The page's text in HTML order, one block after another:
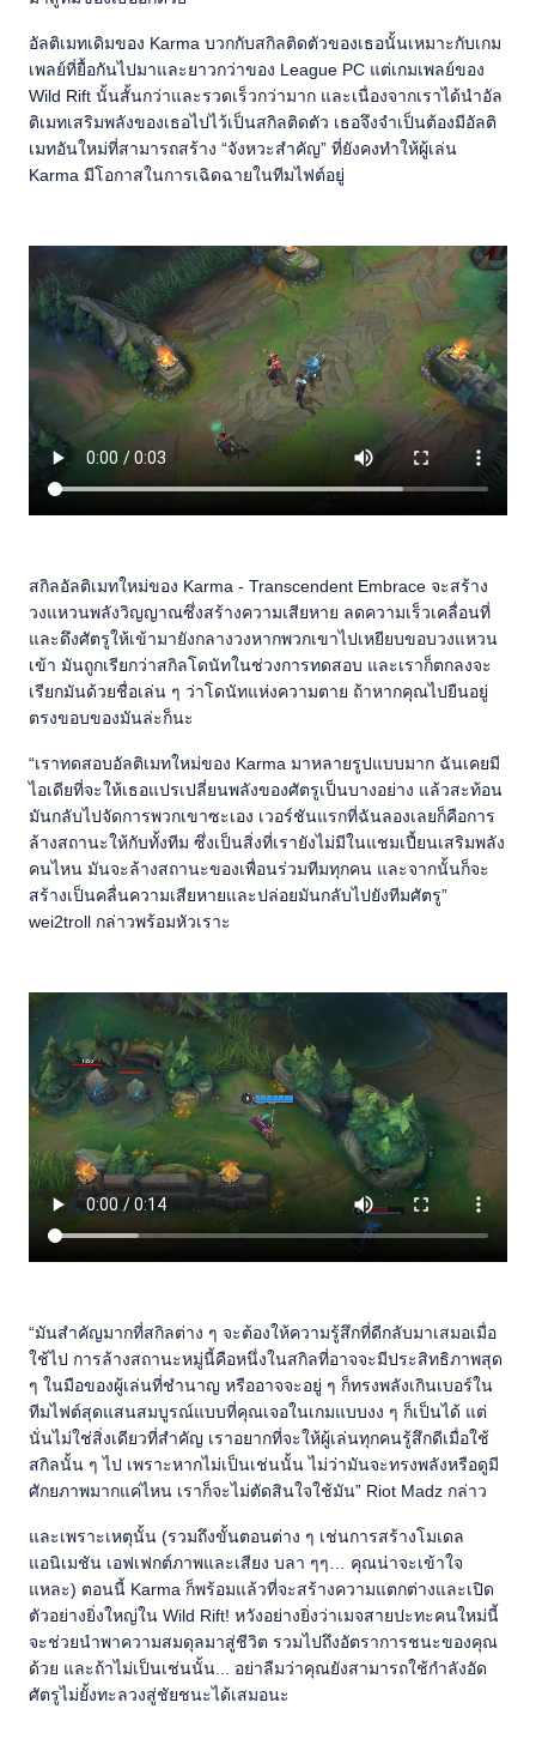
อัลติเมทเดิมของ Karma บวกกับสกิลติดตัวของเธอนั้นเหมาะกับเกม
เพลย์ที่ยื้อกันไปมาและยาวกว่าของ League PC แต่เกมเพลย์ของ
Wild Rift นั้นสั้นกว่าและรวดเร็วกว่ามาก และเนื่องจากเราได้นำอัล
ติเมทเสริมพลังของเธอไปไว้เป็นสกิลติดตัว เธอจึงจำเป็นต้องมีอัลติ
เมทอันใหม่ที่สามารถสร้าง “จังหวะสำคัญ” ที่ยังคงทำให้ผู้เล่น
Karma มีโอกาสในการเฉิดฉายในทีมไฟต์อยู่
สกิลอัลติเมทใหม่ของ Karma - Transcendent Embrace จะสร้าง
วงแหวนพลังวิญญาณซึ่งสร้างความเสียหาย ลดความเร็วเคลื่อนที่
และดึงศัตรูให้เข้ามายังกลางวงหากพวกเขาไปเหยียบขอบวงแหวน
เข้า มันถูกเรียกว่าสกิลโดนัทในช่วงการทดสอบ และเราก็ตกลงจะ
เรียกมันด้วยชื่อเล่น ๆ ว่าโดนัทแห่งความตาย ถ้าหากคุณไปยืนอยู่
ตรงขอบของมันล่ะก็นะ
“เราทดสอบอัลติเมทใหม่ของ Karma มาหลายรูปแบบมาก ฉันเคยมี
ไอเดียที่จะให้เธอแปรเปลี่ยนพลังของศัตรูเป็นบางอย่าง แล้วสะท้อน
มันกลับไปจัดการพวกเขาซะเอง เวอร์ชันแรกที่ฉันลองเลยก็คือการ
ล้างสถานะให้กับทั้งทีม ซึ่งเป็นสิ่งที่เรายังไม่มีในแชมเปี้ยนเสริมพลัง
คนไหน มันจะล้างสถานะของเพื่อนร่วมทีมทุกคน และจากนั้นก็จะ
สร้างเป็นคลื่นความเสียหายและปล่อยมันกลับไปยังทีมศัตรู”
wei2troll กล่าวพร้อมหัวเราะ
“มันสำคัญมากที่สกิลต่าง ๆ จะต้องให้ความรู้สึกที่ดีกลับมาเสมอเมื่อ
ใช้ไป การล้างสถานะหมู่นี้คือหนึ่งในสกิลที่อาจจะมีประสิทธิภาพสุด
ๆ ในมือของผู้เล่นที่ชำนาญ หรืออาจจะอยู่ ๆ ก็ทรงพลังเกินเบอร์ใน
ทีมไฟต์สุดแสนสมบูรณ์แบบที่คุณเจอในเกมแบบงง ๆ ก็เป็นได้ แต่
นั่นไม่ใช่สิ่งเดียวที่สำคัญ เราอยากที่จะให้ผู้เล่นทุกคนรู้สึกดีเมื่อใช้
สกิลนั้น ๆ ไป เพราะหากไม่เป็นเช่นนั้น ไม่ว่ามันจะทรงพลังหรือดูมี
ศักยภาพมากแค่ไหน เราก็จะไม่ตัดสินใจใช้มัน” Riot Madz กล่าว
และเพราะเหตุนั้น (รวมถึงขั้นตอนต่าง ๆ เช่นการสร้างโมเดล
แอนิเมชัน เอฟเฟกต์ภาพและเสียง บลา ๆๆ… คุณน่าจะเข้าใจ
แหละ) ตอนนี้ Karma ก็พร้อมแล้วที่จะสร้างความแตกต่างและเปิด
ตัวอย่างยิ่งใหญ่ใน Wild Rift! หวังอย่างยิ่งว่าเมจสายปะทะคนใหม่นี้
จะช่วยนำพาความสมดุลมาสู่ชีวิต รวมไปถึงอัตราการชนะของคุณ
ด้วย และถ้าไม่เป็นเช่นนั้น... อย่าลืมว่าคุณยังสามารถใช้กำลังอัด
ศัตรูไม่ยั้งทะลวงสู่ชัยชนะได้เสมอนะ